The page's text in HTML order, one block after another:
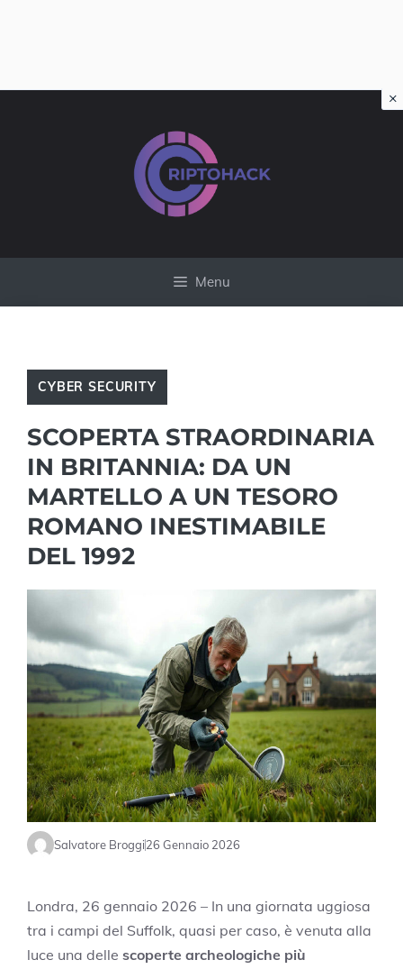
Menu
CYBER SECURITY
SCOPERTA STRAORDINARIA
IN BRITANNIA: DA UN
MARTELLO A UN TESORO
ROMANO INESTIMABILE
DEL 1992
Salvatore Broggi26 Gennaio 2026
Londra, 26 gennaio 2026 – In una giornata uggiosa
tra i campi del Suffolk, quasi per caso, è venuta alla
luce una delle scoperte archeologiche più
×